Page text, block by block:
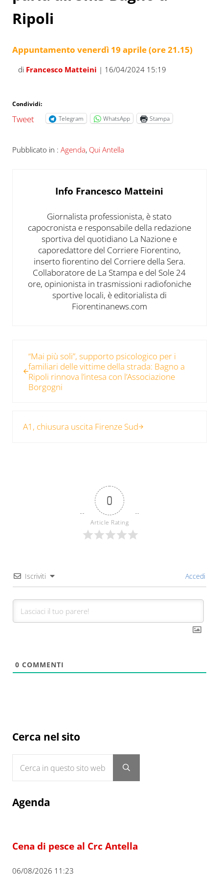
Ripoli
Appuntamento venerdì 19 aprile (ore 21.15)
di Francesco Matteini | 16/04/2024 15:19
Condividi:
Tweet Telegram WhatsApp Stampa
Pubblicato in : Agenda, Qui Antella
Info Francesco Matteini
Giornalista professionista, è stato
capocronista e responsabile della redazione
sportiva del quotidiano La Nazione e
caporedattore del Corriere Fiorentino,
inserto fiorentino del Corriere della Sera.
Collaboratore de La Stampa e del Sole 24
ore, opinionista in trasmissioni radiofoniche
sportive locali, è editorialista di
Fiorentinanews.com
“Mai più soli”, supporto psicologico per i
familiari delle vittime della strada: Bagno a
Ripoli rinnova l’intesa con l’Associazione
Borgogni
A1, chiusura uscita Firenze Sud
0
Article Rating
Iscriviti Accedi
0 COMMENTI
Sidebar
Cerca nel sito
Submit search
Agenda
Cena di pesce al Crc Antella
06/08/2026 11:23